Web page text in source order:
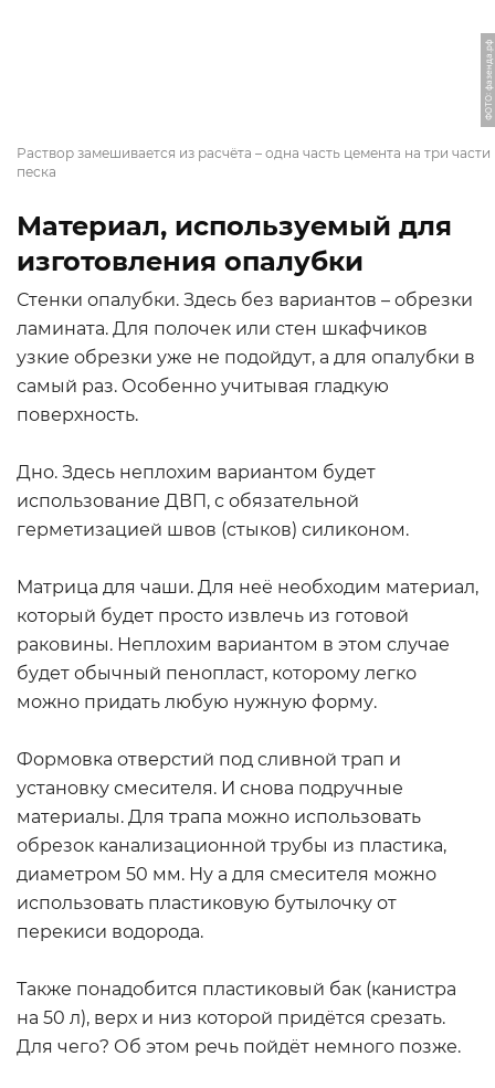
ФОТО: фазенда.рф
Раствор замешивается из расчёта – одна часть цемента на три части
песка
Материал, используемый для
изготовления опалубки
Стенки опалубки. Здесь без вариантов – обрезки
ламината. Для полочек или стен шкафчиков
узкие обрезки уже не подойдут, а для опалубки в
самый раз. Особенно учитывая гладкую
поверхность.
Дно. Здесь неплохим вариантом будет
использование ДВП, с обязательной
герметизацией швов (стыков) силиконом.
Матрица для чаши. Для неё необходим материал,
который будет просто извлечь из готовой
раковины. Неплохим вариантом в этом случае
будет обычный пенопласт, которому легко
можно придать любую нужную форму.
Формовка отверстий под сливной трап и
установку смесителя. И снова подручные
материалы. Для трапа можно использовать
обрезок канализационной трубы из пластика,
диаметром 50 мм. Ну а для смесителя можно
использовать пластиковую бутылочку от
перекиси водорода.
Также понадобится пластиковый бак (канистра
на 50 л), верх и низ которой придётся срезать.
Для чего? Об этом речь пойдёт немного позже.